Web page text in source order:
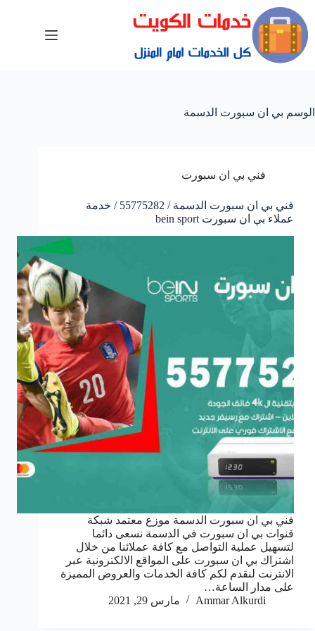
الوسم بي ان سبورت الدسمة
فني بي ان سبورت
فني بي ان سبورت الدسمة / 55775282 / خدمة
عملاء بي ان سبورت bein sport
فني بي ان سبورت الدسمة موزع معتمد شبكة
قنوات بي ان سبورت في الدسمة نسعى دائما
لتسهيل عملية التواصل مع كافة عملائنا من خلال
اشتراك بي ان سبورت على المواقع الالكترونية عبر
الانترنت لنقدم لكم كافة الخدمات والعروض المميزة
على مدار الساعة…
Ammar Alkurdi
مارس 29, 2021